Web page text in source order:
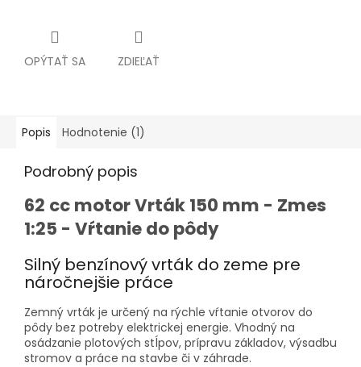
OPÝTAŤ SA ZDIEĽAŤ
Popis Hodnotenie (1)
Podrobný popis
62 cc motor Vrták 150 mm - Zmes
1:25 - Vŕtanie do pôdy
Silný benzínový vrták do zeme pre
náročnejšie práce
Zemný vrták je určený na rýchle vŕtanie otvorov do
pôdy bez potreby elektrickej energie. Vhodný na
osádzanie plotových stĺpov, prípravu základov, výsadbu
stromov a práce na stavbe či v záhrade.